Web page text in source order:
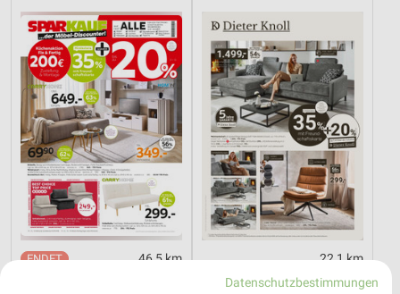
46,5 km 22,1 km
Dieter Knoll
Datenschutzbestimmungen